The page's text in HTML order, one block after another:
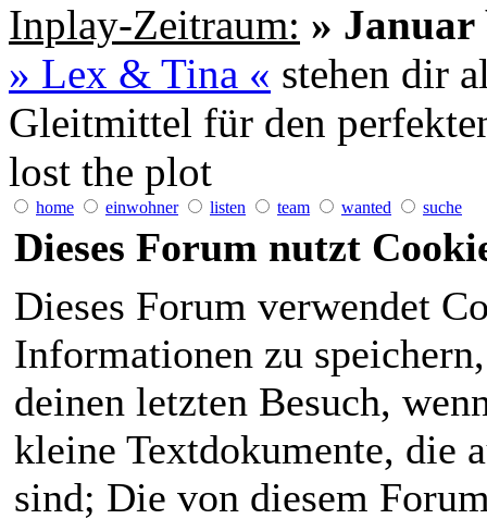
Inplay-Zeitraum: » Januar
» Lex & Tina « stehen dir
Gleitmittel für den
lost the plot
home einwohner listen team wanted suche
Dieses Forum nutzt
Dieses Forum verwendet
Informationen zu
deinen letzten Besuch,
kleine Textdokumente, die
sind; Die von diesem